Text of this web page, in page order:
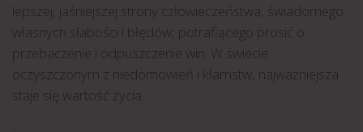
lepszej, jaśniejszej strony człowieczeństwa, świadomego
własnych słabości i błędów, potrafiącego prosić o
przebaczenie i odpuszczenie win. W świecie
oczyszczonym z niedomówień i kłamstw, najważniejsza
staje się wartość życia.